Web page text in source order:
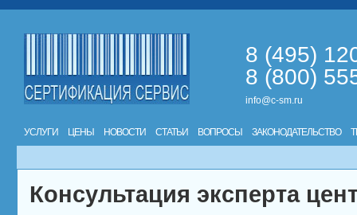
8 (495)
8 (800)
info@c-sm.ru
УСЛУГИ ЦЕНЫ НОВОСТИ СТАТЬИ ВОПРОСЫ ЗАКОНОДАТЕЛЬСТВО
Консультация эксперта